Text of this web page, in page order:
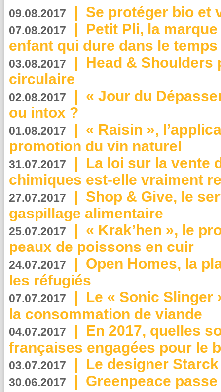
09.08.2017 | Se protéger bio et
07.08.2017 | Petit Pli, la
enfant qui dure dans le temps
03.08.2017 | Head & Shoulders
circulaire
02.08.2017 | « Jour du
ou intox ?
01.08.2017 | « Raisin »,
promotion du vin naturel
31.07.2017 | La loi sur la vente
chimiques est-elle vraiment
27.07.2017 | Shop & Give, le
gaspillage alimentaire
25.07.2017 | « Krak’hen », le
peaux de poissons en cuir
24.07.2017 | Open Homes, la
les réfugiés
07.07.2017 | Le « Sonic Slinger
la consommation de viande
04.07.2017 | En 2017, quelles
françaises engagées pour le
03.07.2017 | Le designer
30.06.2017 | Greenpeace